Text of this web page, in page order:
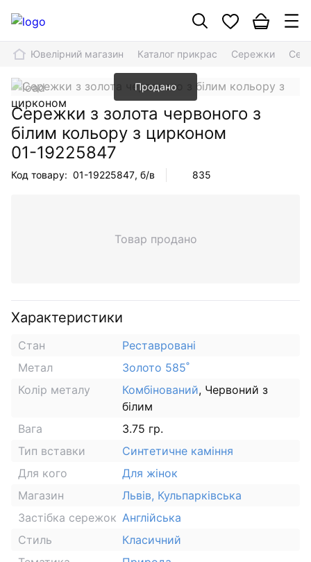
Ювелірний магазин Каталог прикрас Сережки
Продано
Сережки з золота червоного з
білим кольору з цирконом
01-19225847
Код товару: 01-19225847, б/в 835
Товар продано
Характеристики
Стан
Реставровані
Метал
Золото 585˚
Колір металу
Комбінований, Червоний з
білим
Вага
3.75 гр.
Тип вставки
Синтетичне каміння
Для кого
Для жінок
Магазин
Львів, Кульпарківська
Застібка сережок Англійська
Стиль
Класичний